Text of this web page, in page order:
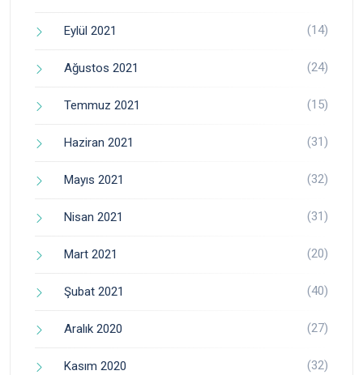
Eylül 2021 (14)
Ağustos 2021 (24)
Temmuz 2021 (15)
Haziran 2021 (31)
Mayıs 2021 (32)
Nisan 2021 (31)
Mart 2021 (20)
Şubat 2021 (40)
Aralık 2020 (27)
Kasım 2020 (32)